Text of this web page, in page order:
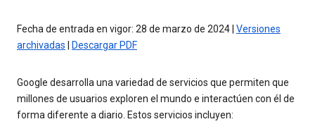
Fecha de entrada en vigor: 28 de marzo de 2024 | Versiones
archivadas
Descargar PDF
Google desarrolla una variedad de servicios que permiten que
millones de usuarios exploren el mundo e interactúen con él de
forma diferente a diario. Estos servicios incluyen: